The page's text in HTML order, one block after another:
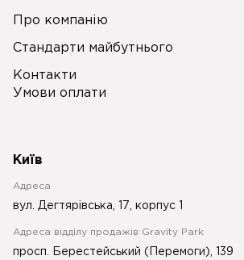
Про компанію
Стандарти майбутнього
Контакти
Умови оплати
Київ
Адреса
вул. Дегтярівська, 17, корпус 1
Адреса відділу продажів Gravity Park
просп. Берестейський (Перемоги), 139